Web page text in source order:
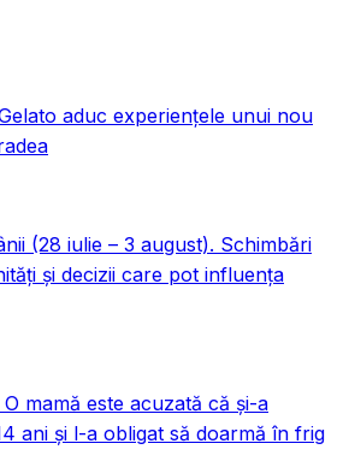
aduc experiențele unui nou
(28 iulie – 3 august). Schimbări
și decizii care pot influența
mamă este acuzată că și-a
ani și l-a obligat să doarmă în frig